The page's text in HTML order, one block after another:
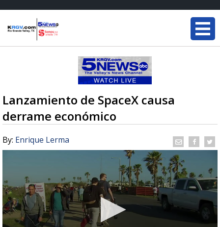
Lanzamiento de SpaceX causa
derrame económico
By: Enrique Lerma